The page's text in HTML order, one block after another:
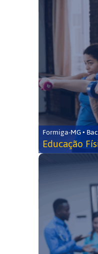
Formiga-MG •
Educação